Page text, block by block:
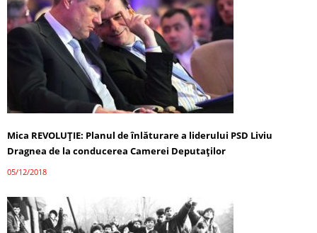
Mica REVOLUŢIE: Planul de înlăturare a liderului PSD Liviu
Dragnea de la conducerea Camerei Deputaţilor
05/12/2018